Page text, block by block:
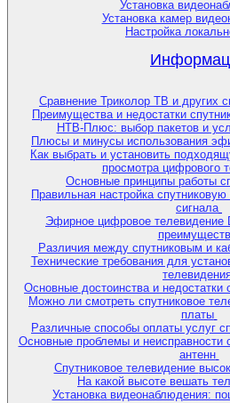
Установка
Установка камер
Настройка
Сравнение Триколор ТВ и других
Преимущества и недостатки
НТВ-Плюс: выбор пакетов и
Плюсы и минусы использования
Как выбрать и установить
просмотра цифрового
Основные принципы работы
Правильная настройка
сигнала
Эфирное цифровое телевидение
Различия между спутниковым и
Технические требования для
Основные достоинства и недостатки
Можно ли смотреть спутниковое
платы
Различные способы оплаты услуг
Основные проблемы и неисправности
антенн
На какой высоте вешать
Установка видеонаблюдения: